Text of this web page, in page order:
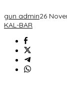
gun admin26
KAL-BAR